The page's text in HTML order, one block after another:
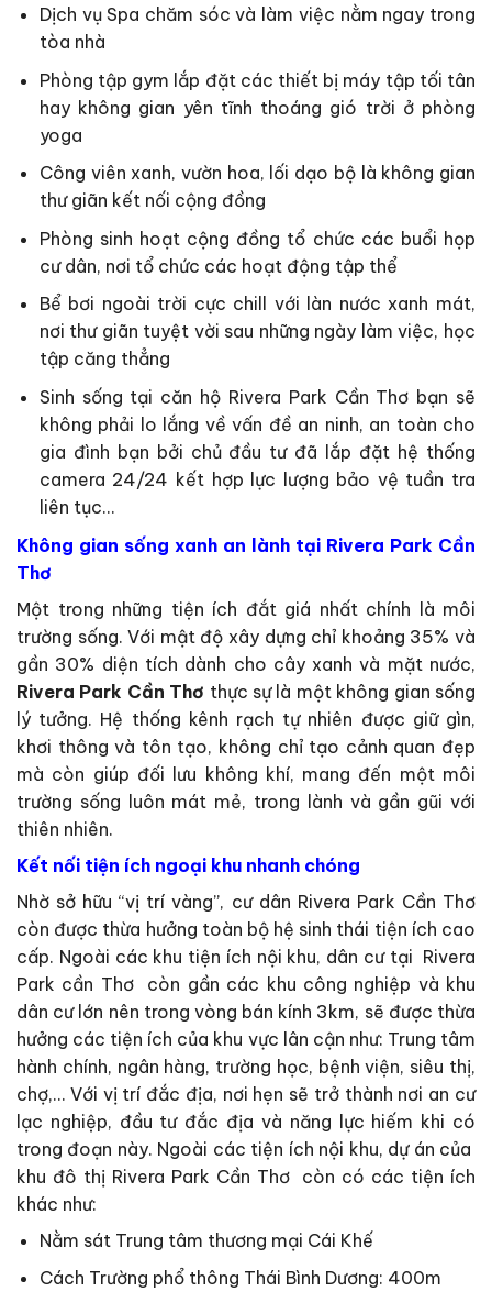
Dịch vụ Spa chăm sóc và làm việc nằm ngay trong
tòa nhà
Phòng tập gym lắp đặt các thiết bị máy tập tối tân
hay không gian yên tĩnh thoáng gió trời ở phòng
yoga
Công viên xanh, vườn hoa, lối dạo bộ là không gian
thư giãn kết nối cộng đồng
Phòng sinh hoạt cộng đồng tổ chức các buổi họp
cư dân, nơi tổ chức các hoạt động tập thể
Bể bơi ngoài trời cực chill với làn nước xanh mát,
nơi thư giãn tuyệt vời sau những ngày làm việc, học
tập căng thẳng
Sinh sống tại căn hộ Rivera Park Cần Thơ bạn sẽ
không phải lo lắng về vấn đề an ninh, an toàn cho
gia đình bạn bởi chủ đầu tư đã lắp đặt hệ thống
camera 24/24 kết hợp lực lượng bảo vệ tuần tra
liên tục…
Không gian sống xanh an lành tại Rivera Park Cần
Thơ
Một trong những tiện ích đắt giá nhất chính là môi
trường sống. Với mật độ xây dựng chỉ khoảng 35% và
gần 30% diện tích dành cho cây xanh và mặt nước,
Rivera Park Cần Thơ thực sự là một không gian sống
lý tưởng. Hệ thống kênh rạch tự nhiên được giữ gìn,
khơi thông và tôn tạo, không chỉ tạo cảnh quan đẹp
mà còn giúp đối lưu không khí, mang đến một môi
trường sống luôn mát mẻ, trong lành và gần gũi với
thiên nhiên.
Kết nối tiện ích ngoại khu nhanh chóng
Nhờ sở hữu “vị trí vàng”, cư dân Rivera Park Cần Thơ
còn được thừa hưởng toàn bộ hệ sinh thái tiện ích cao
cấp. Ngoài các khu tiện ích nội khu, dân cư tại Rivera
Park cần Thơ còn gần các khu công nghiệp và khu
dân cư lớn nên trong vòng bán kính 3km, sẽ được thừa
hưởng các tiện ích của khu vực lân cận như: Trung tâm
hành chính, ngân hàng, trường học, bệnh viện, siêu thị,
chợ,… Với vị trí đắc địa, nơi hẹn sẽ trở thành nơi an cư
lạc nghiệp, đầu tư đắc địa và năng lực hiếm khi có
trong đoạn này. Ngoài các tiện ích nội khu, dự án của
khu đô thị Rivera Park Cần Thơ còn có các tiện ích
khác như:
Nằm sát Trung tâm thương mại Cái Khế
Cách Trường phổ thông Thái Bình Dương: 400m